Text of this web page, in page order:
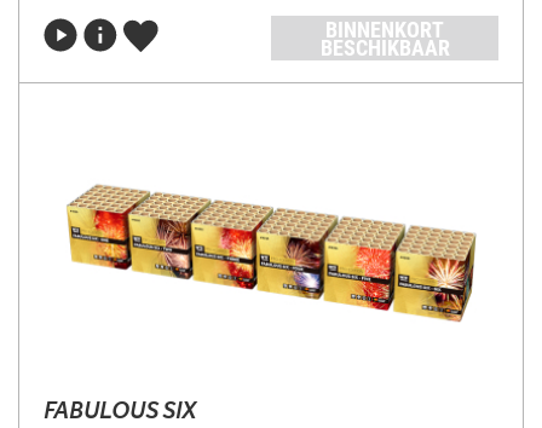
BINNENKORT
BESCHIKBAAR
FABULOUS SIX